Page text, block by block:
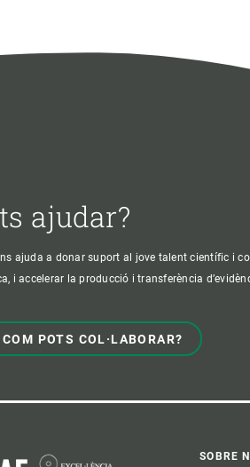
ajudar?
ajuda a donar suport al jove talent científic i
i accelerar la producció i transferència
COM POTS COL·LABORAR?
SOBRE